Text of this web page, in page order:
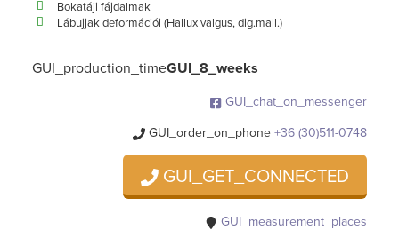
Bokatáji fájdalmak
Lábujjak deformációi (Hallux valgus, dig.mall.)
GUI_production_timeGUI_8_weeks
GUI_chat_on_messenger
GUI_order_on_phone+36 (30)511-0748
GUI_GET_CONNECTED
GUI_measurement_places